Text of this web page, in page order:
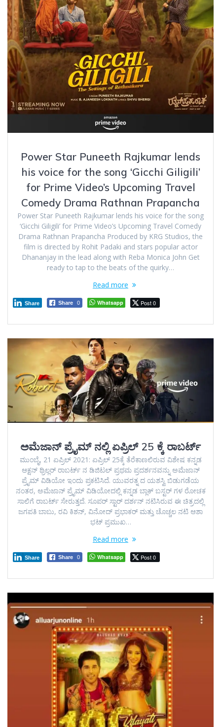
Power Star Puneeth Rajkumar lends
his voice for the song ‘Gicchi Giligili’
for Prime Video’s Upcoming Travel
Comedy Drama Rathnan Prapancha
Power Star Puneeth Rajkumar lends his voice for the song
‘Gicchi Giligili’ for Prime Video’s Upcoming Travel Comedy
Drama Rathnan Prapancha Produced by KRG Studios, the
film is directed by Rohit Padaki and stars popular actor
Dhananjay in the lead along with Reba Monica John Get
ready to tap to the beats of the quirky…
Read more
Share 0 Whatsapp Post 0
Share
ಅಮೆಜಾನ್‌ ಪ್ರೈಮ್‌ ನಲ್ಲಿ ಏಪ್ರಿಲ್‌ 25 ಕ್ಕೆ ರಾಬರ್ಟ್‌
ಮುಂಬೈ, 21 ಏಪ್ರಿಲ್ 2021: ಏಪ್ರಿಲ್ 25ಕ್ಕೆ ತೆರೆಕಾಣಲಿರುವ ವಿಶೇಷ ಕನ್ನಡ
ಆಕ್ಷನ್ ಥ್ರಿಲ್ಲರ್ ರಾಬರ್ಟ್ ನ ಡಿಜಿಟಲ್ ಪ್ರಥಮ ಪ್ರದರ್ಶನವನ್ನು ಅಮೆಜಾನ್
ಪ್ರೈಮ್‌ ವಿಡಿಯೋ ಇಂದು ಪ್ರಕಟಿಸಿದೆ. ಯುವರತ್ನ ದ ಯಶಸ್ವಿ ಬಿಡುಗಡೆಯ
ನಂತರ, ಅಮೆಜಾನ್ ಪ್ರೈಮ್‌ ವಿಡಿಯೋದಲ್ಲಿ ಕನ್ನಡ ಬ್ಲಾಕ್‌ ಬಸ್ಟರ್‌ ಗಳ ರೋಚಕ
ಸಾಲಿಗೆ ರಾಬರ್ಟ್ ಸೇರುತ್ತದೆ. ಸೂಪರ್ ಸ್ಟಾರ್ ದರ್ಶನ್ ನಟಿಸಿರುವ ಈ ಚಿತ್ರದಲ್ಲಿ
ಜಗಪತಿ ಬಾಬು, ರವಿ ಕಿಶನ್, ವಿನೋದ್ ಪ್ರಭಾಕರ್ ಮತ್ತು ಚೊಚ್ಚಲ ನಟಿ ಆಶಾ
ಭಟ್ ಪ್ರಮುಖ…
Read more
Share 0 Whatsapp Post 0
Share